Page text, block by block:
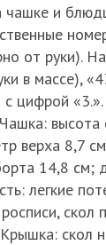
чашке и
от руки).
в массе),
с цифрой «3.».
верха 8,7
14,8 см;
легкие
росписи,
скол